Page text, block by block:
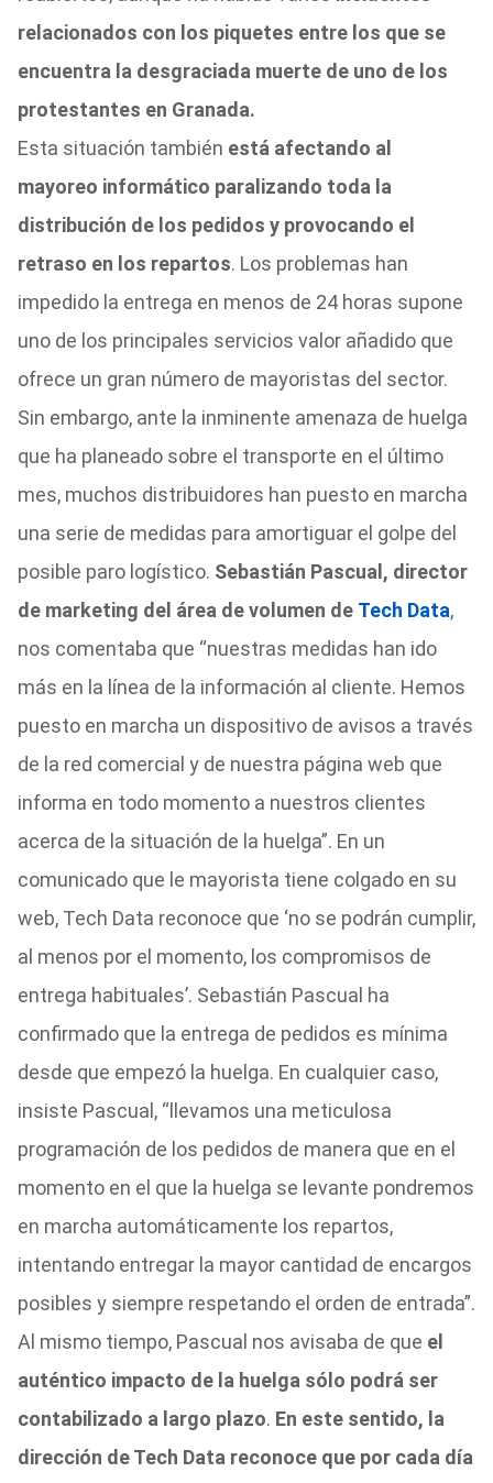
relacionados con los piquetes entre los que se
encuentra la desgraciada muerte de uno de los
protestantes en Granada.
Esta situación también está afectando al
mayoreo informático paralizando toda la
distribución de los pedidos y provocando el
retraso en los repartos. Los problemas han
impedido la entrega en menos de 24 horas supone
uno de los principales servicios valor añadido que
ofrece un gran número de mayoristas del sector.
Sin embargo, ante la inminente amenaza de huelga
que ha planeado sobre el transporte en el último
mes, muchos distribuidores han puesto en marcha
una serie de medidas para amortiguar el golpe del
posible paro logístico. Sebastián Pascual, director
de marketing del área de volumen de Tech Data,
nos comentaba que “nuestras medidas han ido
más en la línea de la información al cliente. Hemos
puesto en marcha un dispositivo de avisos a través
de la red comercial y de nuestra página web que
informa en todo momento a nuestros clientes
acerca de la situación de la huelga”. En un
comunicado que le mayorista tiene colgado en su
web, Tech Data reconoce que ‘no se podrán cumplir,
al menos por el momento, los compromisos de
entrega habituales’. Sebastián Pascual ha
confirmado que la entrega de pedidos es mínima
desde que empezó la huelga. En cualquier caso,
insiste Pascual, “llevamos una meticulosa
programación de los pedidos de manera que en el
momento en el que la huelga se levante pondremos
en marcha automáticamente los repartos,
intentando entregar la mayor cantidad de encargos
posibles y siempre respetando el orden de entrada”.
Al mismo tiempo, Pascual nos avisaba de que el
auténtico impacto de la huelga sólo podrá ser
contabilizado a largo plazo. En este sentido, la
dirección de Tech Data reconoce que por cada día